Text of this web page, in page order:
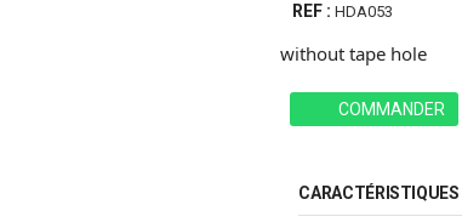
REF : HDA053
without tape hole
COMMANDER
CARACTÉRISTIQUES